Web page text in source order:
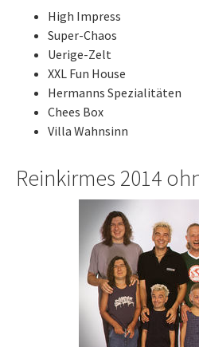
High Impress
Super-Chaos
Uerige-Zelt
XXL Fun House
Hermanns Spezialitäten
Chees Box
Villa Wahnsinn
Reinkirmes 2014